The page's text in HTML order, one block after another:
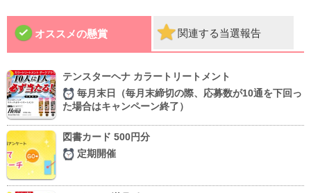
オススメの懸賞 関連する当選報告
テンスターヘナ カラートリートメント
毎月末日（毎月末締切の際、応募数が10通を下回っ
た場合はキャンペーン終了）
図書カード 500円分
定期開催